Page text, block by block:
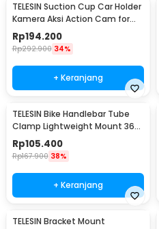
TELESIN Suction Cup Car Holder
Kamera Aksi Action Cam for
GoPro 10/9 - TE-SUC-010
Rp194.200
Rp292.900 34%
+ Keranjang
TELESIN Bike Handlebar Tube
Clamp Lightweight Mount 360
Rotary Clamp - TE-HBM-004
Rp105.400
Rp167.900 38%
+ Keranjang
TELESIN Bracket Mount